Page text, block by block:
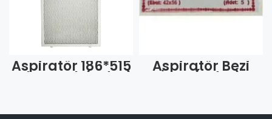
Aspiratör 186*515
Tek Tırnak (Adet)
Aspiratör Bezi
İnce (Adet)